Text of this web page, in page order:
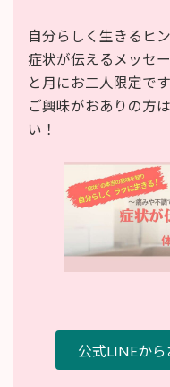
自分らしく生きるヒ
症状が伝えるメッセ
と月にお二人限定です
ご興味がおありの方
い！
公式LINEか